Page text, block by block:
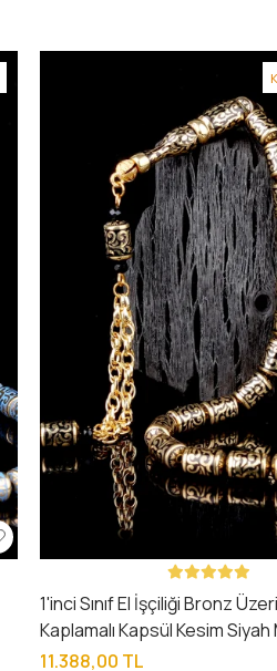
1'inci Sınıf El İşçiliği Bronz
Kaplamalı Kapsül Kesim Siyah
Tesbih
11.388,00 TL